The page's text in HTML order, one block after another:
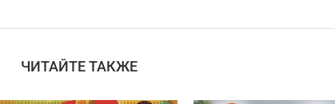
ЧИТАЙТЕ ТАКЖЕ